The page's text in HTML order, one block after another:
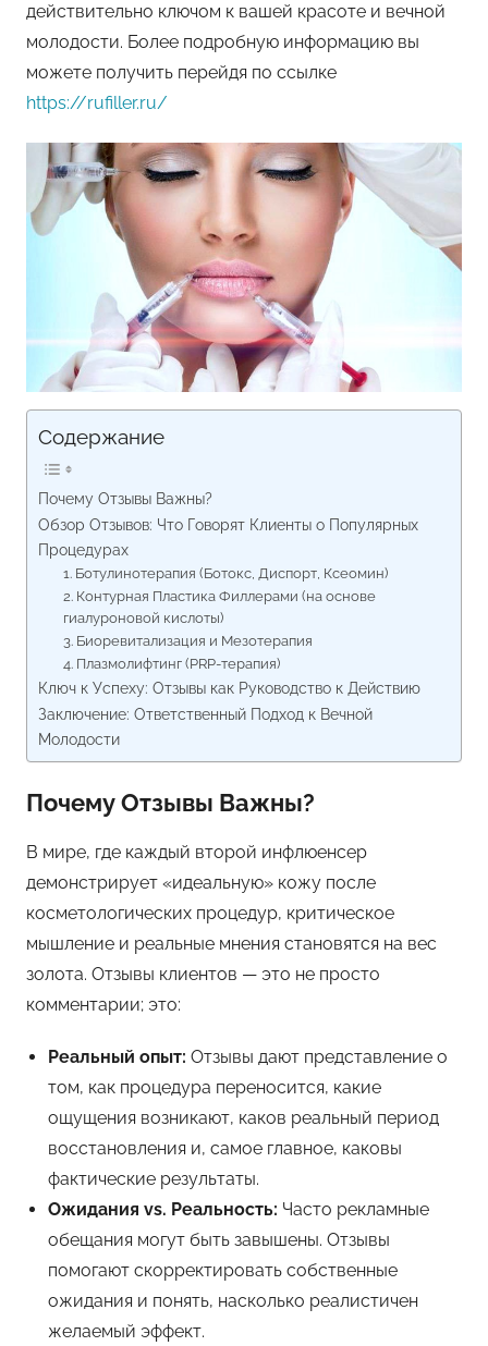
действительно ключом к вашей красоте и вечной
молодости. Более подробную информацию вы
можете получить перейдя по ссылке
https://rufiller.ru/
Содержание
Почему Отзывы Важны?
Обзор Отзывов: Что Говорят Клиенты о Популярных
Процедурах
1. Ботулинотерапия (Ботокс, Диспорт, Ксеомин)
2. Контурная Пластика Филлерами (на основе
гиалуроновой кислоты)
3. Биоревитализация и Мезотерапия
4. Плазмолифтинг (PRP-терапия)
Ключ к Успеху: Отзывы как Руководство к Действию
Заключение: Ответственный Подход к Вечной
Молодости
Почему Отзывы Важны?
В мире, где каждый второй инфлюенсер
демонстрирует «идеальную» кожу после
косметологических процедур, критическое
мышление и реальные мнения становятся на вес
золота. Отзывы клиентов — это не просто
комментарии; это:
Реальный опыт: Отзывы дают представление о
том, как процедура переносится, какие
ощущения возникают, каков реальный период
восстановления и, самое главное, каковы
фактические результаты.
Ожидания vs. Реальность: Часто рекламные
обещания могут быть завышены. Отзывы
помогают скорректировать собственные
ожидания и понять, насколько реалистичен
желаемый эффект.